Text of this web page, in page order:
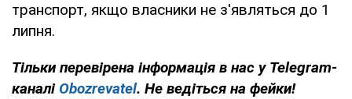
транспорт, якщо власники не з'являться до 1
липня.
Тільки перевірена інформація в нас у Telegram-
каналі Obozrevatel. Не ведіться на фейки!